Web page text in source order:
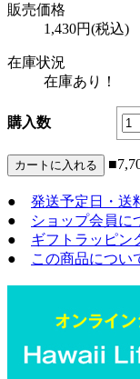
販売価格
1,430円(税込)
在庫状況
在庫あり！
購入数
● 発送予定日・送
●
ショップ会員に
● ギフトラッピン
●
この商品につい